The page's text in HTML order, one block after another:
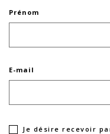
Prénom
E-mail
Je désire recevoir